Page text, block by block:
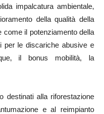
impalcatura ambientale,
della qualità della
come il potenziamento della
per le discariche abusive e
il bonus mobilità, la
destinati alla riforestazione
e al reimpianto